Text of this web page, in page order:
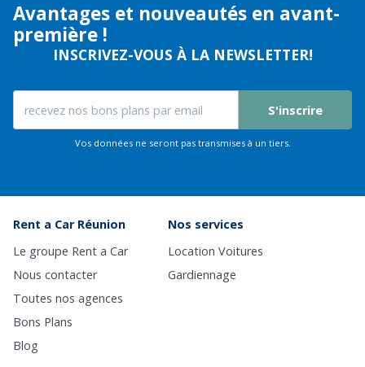
Avantages et nouveautés en avant-
première !
INSCRIVEZ-VOUS À LA NEWSLETTER!
S'inscrire
Vos données ne seront pas transmises à un tiers.
Rent a Car Réunion
Le groupe Rent a Car
Nous contacter
Toutes nos agences
Bons Plans
Blog
Nos services
Location Voitures
Gardiennage